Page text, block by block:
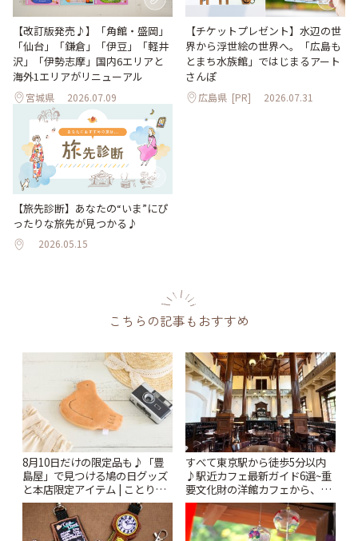
【改訂版発売♪】「角館・盛岡」
「仙台」「鎌倉」「伊豆」「軽井
沢」「伊勢志摩」国内6エリアと
海外1エリアがリニューアル
宮城県 2026.07.09
【チケットプレゼント】水辺の世
界から浮世絵の世界へ。「広島も
とまち水族館」ではじまるアート
さんぽ
広島県 [PR] 2026.07.31
【旅先診断】あなたの“いま”にぴ
ったりな旅先が見つかる♪
2026.05.15
こちらの記事もおすすめ
8月10日だけの限定品も♪「豊
島屋」で見つける鳩の日グッズ
と本店限定アイテム | ことりっ
ぷ
すべて東京駅から徒歩5分以内
♪駅近カフェ最新ガイド6選~重
要文化財の洋館カフェから、改
札すぐのレトロ喫茶まで~ | こと
りっぷ